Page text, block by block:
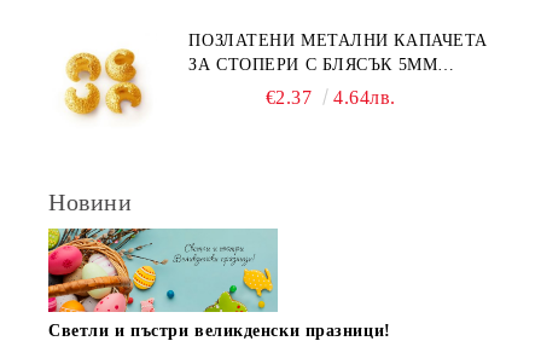
ПОЗЛАТЕНИ МЕТАЛНИ КАПАЧЕТА
ЗА СТОПЕРИ С БЛЯСЪК 5ММ
€2.37 4.64лв.
Новини
Светли и пъстри великденски празници!